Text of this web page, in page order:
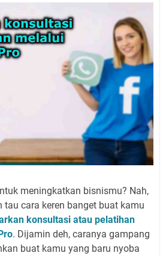
meningkatkan bisnismu? Nah,
cara keren banget buat kamu
konsultasi atau pelatihan
. Dijamin deh, caranya gampang
buat kamu yang baru nyoba